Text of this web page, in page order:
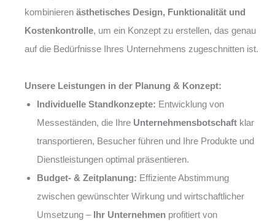
kombinieren ästhetisches Design, Funktionalität und
Kostenkontrolle, um ein Konzept zu erstellen, das genau
auf die Bedürfnisse Ihres Unternehmens zugeschnitten ist.
Unsere Leistungen in der Planung & Konzept:
Individuelle Standkonzepte: Entwicklung von
Messeständen, die Ihre Unternehmensbotschaft klar
transportieren, Besucher führen und Ihre Produkte und
Dienstleistungen optimal präsentieren.
Budget- & Zeitplanung: Effiziente Abstimmung
zwischen gewünschter Wirkung und wirtschaftlicher
Umsetzung – Ihr Unternehmen profitiert von